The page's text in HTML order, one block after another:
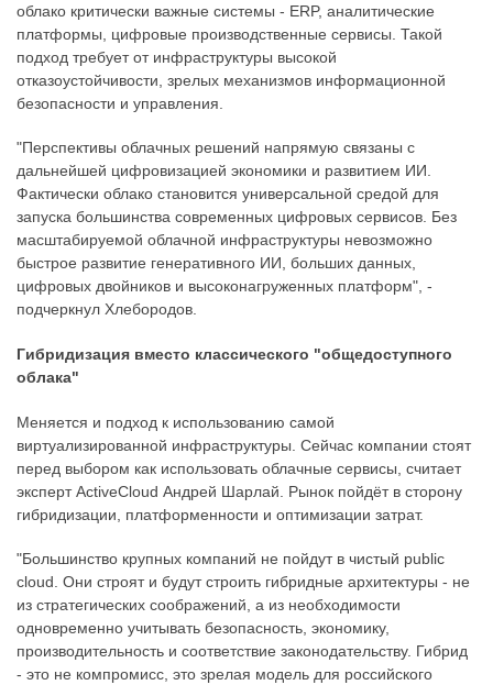
облако критически важные системы - ERP, аналитические
платформы, цифровые производственные сервисы. Такой
подход требует от инфраструктуры высокой
отказоустойчивости, зрелых механизмов информационной
безопасности и управления.
"Перспективы облачных решений напрямую связаны с
дальнейшей цифровизацией экономики и развитием ИИ.
Фактически облако становится универсальной средой для
запуска большинства современных цифровых сервисов. Без
масштабируемой облачной инфраструктуры невозможно
быстрое развитие генеративного ИИ, больших данных,
цифровых двойников и высоконагруженных платформ", -
подчеркнул Хлебородов.
Гибридизация вместо классического "общедоступного
облака"
Меняется и подход к использованию самой
виртуализированной инфраструктуры. Сейчас компании стоят
перед выбором как использовать облачные сервисы, считает
эксперт ActiveCloud Андрей Шарлай. Рынок пойдёт в сторону
гибридизации, платформенности и оптимизации затрат.
"Большинство крупных компаний не пойдут в чистый public
cloud. Они строят и будут строить гибридные архитектуры - не
из стратегических соображений, а из необходимости
одновременно учитывать безопасность, экономику,
производительность и соответствие законодательству. Гибрид
- это не компромисс, это зрелая модель для российского